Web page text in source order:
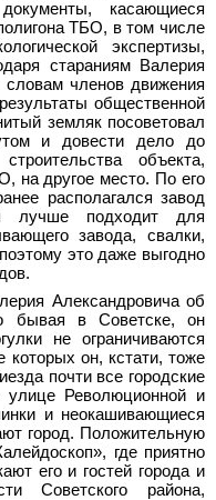
касающиеся
ТБО, в том числе
экспертизы,
стараниям Валерия
словам членов движения
общественной
земляк посоветовал
и довести дело до
объекта,
на другое место. По его
располагался завод
лучше подходит для
завода, свалки,
это даже выгодно
Александровича об
бывая в Советске, он
не ограничиваются
которых он, кстати, тоже
почти все городские
улице Революционной и
и неокашивающиеся
город. Положительную
где приятно
его и гостей города и
Советского района,